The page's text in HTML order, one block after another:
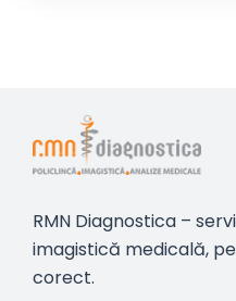
RMN Diagnostica –
imagistică medicală,
corect.